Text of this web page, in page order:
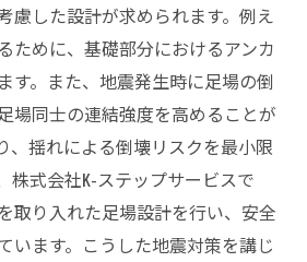
慮した設計が求められます。例え
ために、基礎部分におけるアンカ
す。また、地震発生時に足場の倒
場同士の連結強度を高めることが
、揺れによる倒壊リスクを最小限
株式会社K-ステップサービスで
取り入れた足場設計を行い、安全
います。こうした地震対策を講じ